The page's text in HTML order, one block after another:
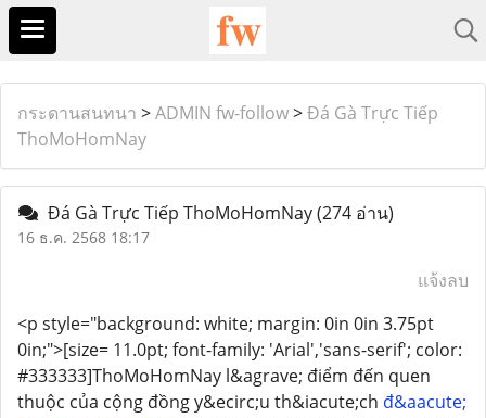
กระดานสนทนา >ADMIN fw-follow>Đá Gà Trực Tiếp
ThoMoHomNay
Đá Gà Trực Tiếp ThoMoHomNay(274 อ่าน)
16 ธ.ค. 2568 18:17
แจ้งลบ
<p style="background: white; margin: 0in 0in 3.75pt
0in;">[size= 11.0pt; font-family: 'Arial','sans-serif'; color:
#333333]ThoMoHomNay l&agrave; điểm đến quen
thuộc của cộng đồng y&ecirc;u th&iacute;ch đ&aacute;